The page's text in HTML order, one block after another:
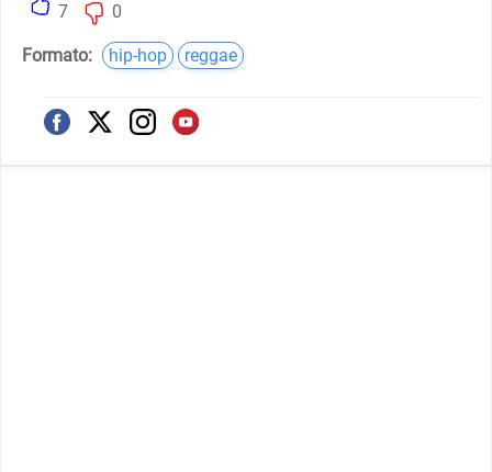
7 0
Formato: hip-hop reggae